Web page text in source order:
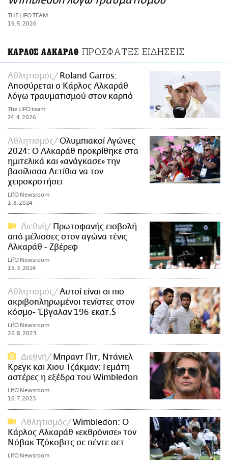
ΑΜΠΑ
PRINT
THE LIFO TEAM
19.5.2026
ΚΑΡΛΟΣ ΑΛΚΑΡΑΘ ΠΡΟΣΦΑΤΕΣ ΕΙΔΗΣΕΙΣ
Αθλητισμός
Roland Garros:
Αποσύρεται ο Κάρλος Αλκαράθ
λόγω τραυματισμού στον καρπό
The LiFO team
24.4.2026
Αθλητισμός
Ολυμπιακοί Αγώνες
2024: Ο Αλκαράθ προκρίθηκε στα
ημιτελικά και «ανάγκασε» την
βασίλισσα Λετίθια να τον
χειροκροτήσει
LifO Newsroom
1.8.2024
Διεθνή
Πρωτοφανής εισβολή
από μέλισσες στον αγώνα τένις
Αλκαράθ - Ζβέρεφ
LifO Newsroom
15.3.2024
Αθλητισμός
Αυτοί είναι οι πιο
ακριβοπληρωμένοι τενίστες στον
κόσμο- Έβγαλαν 196 εκατ.$
LifO Newsroom
26.8.2023
Διεθνή
Μπραντ Πιτ, Ντάνιελ
Κρεγκ και Χιου Τζάκμαν: Γεμάτη
αστέρες η εξέδρα του Wimbledon
LifO Newsroom
16.7.2023
Αθλητισμός
Wimbledon: O
Kάρλος Αλκαράθ «εκθρόνισε» τον
Νόβακ Τζόκοβιτς σε πέντε σετ
LifO Newsroom